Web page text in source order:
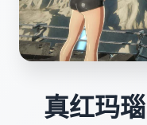
真红玛